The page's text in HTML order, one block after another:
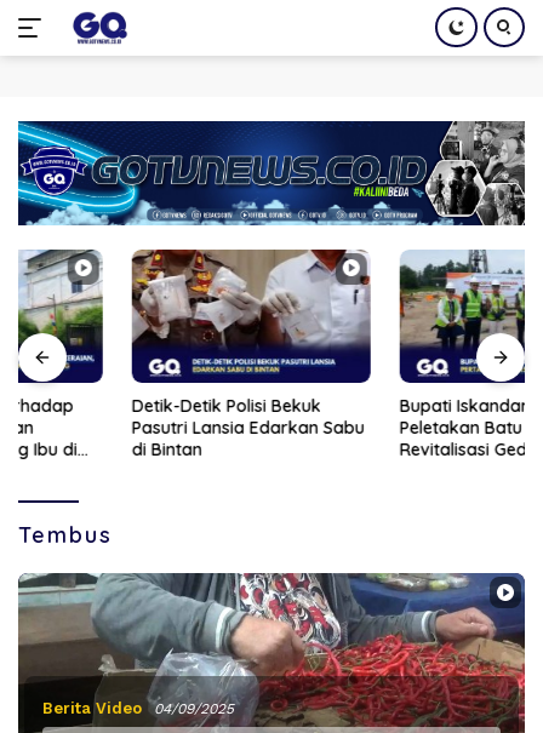
konten
Detik-Detik Polisi Bekuk
Pasutri Lansia Edarkan Sabu
di Bintan
Bupati Iskandarsyah Hadiri
Peletakan Batu Pertama
Revitalisasi Gedung BPS
Tembus
Berita Video 04/09/2025